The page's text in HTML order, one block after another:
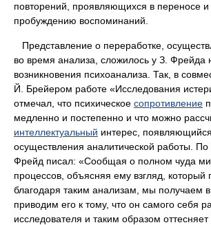
повторений, проявляющихся в переносе
пробуждению воспоминаний.
Представление о переработке,
во время анализа, сложилось у З. Фрейда
возникновения психоанализа. Так, в
Й. Брейером работе «Исследования
отмечал, что психическое сопротивление
медленно и постепенно и что можно
интеллектуальный интерес,
осуществления аналитической работы. По
Фрейд писал: «Сообщая о полном чуда
процессов, объясняя ему взгляд, который
благодаря таким анализам, мы получаем в
приводим его к тому, что он самого себя
исследователя и таким образом оттесняет